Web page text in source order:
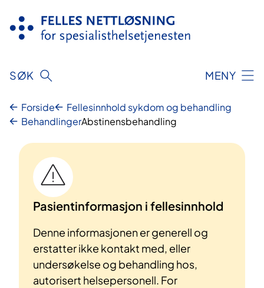
innhold
SØK MENY
Forside
Fellesinnhold sykdom og behandling
BehandlingerAbstinensbehandling
Pasientinformasjon i fellesinnhold
Denne informasjonen er generell og
erstatter ikke kontakt med, eller
undersøkelse og behandling hos,
autorisert helsepersonell. For